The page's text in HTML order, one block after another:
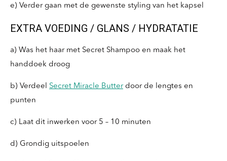
e) Verder gaan met de gewenste styling van het kapsel
EXTRA VOEDING / GLANS / HYDRATATIE
a) Was het haar met Secret Shampoo en maak het
handdoek droog
b) Verdeel Secret Miracle Butterdoor de lengtes en
punten
c) Laat dit inwerken voor 5 – 10 minuten
d) Grondig uitspoelen